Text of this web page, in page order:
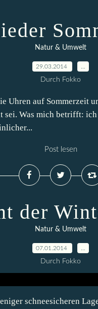
Natur & Umwelt
29.03.2014
Durch Fokko
Uhren auf Sommerzeit
sei. Was mich betrifft:
Post lesen
der
Natur & Umwelt
07.01.2014
Durch Fokko
schneesicheren